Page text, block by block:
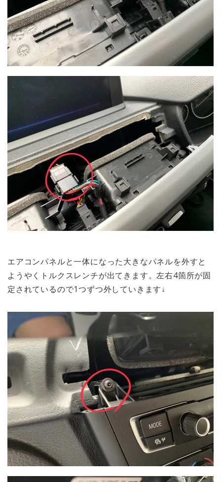
エアコンパネルと一体になった大きなパネルを外すと
ようやくトルクスレンチが出てきます。左右4箇所が固
定されているので1つずつ外していきます↓